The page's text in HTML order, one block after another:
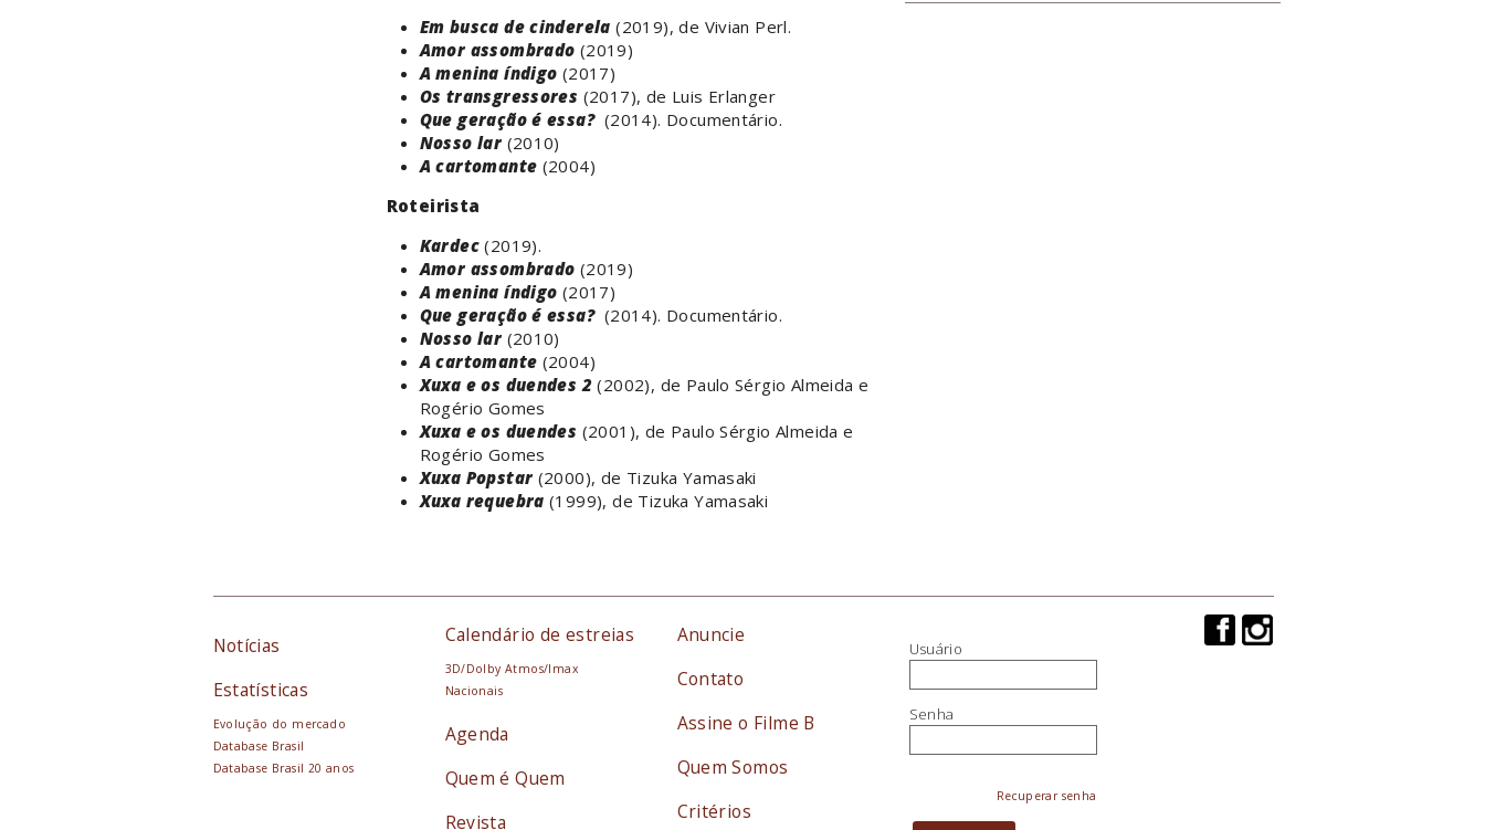
Em busca de cinderela (2019), de Vivian Perl.
Amor assombrado (2019)
A menina índigo (2017)
Os transgressores (2017), de Luis Erlanger
Que geração é essa?(2014). Documentário.
Nosso lar (2010)
A cartomante (2004)
Roteirista
Kardec(2019).
Amor assombrado (2019)
A menina índigo (2017)
Que geração é essa?(2014). Documentário.
Nosso lar (2010)
A cartomante (2004)
Xuxa e os duendes 2 (2002), de Paulo Sérgio Almeida e
Rogério Gomes
Xuxa e os duendes (2001), de Paulo Sérgio Almeida e
Rogério Gomes
Xuxa Popstar (2000), de Tizuka Yamasaki
Xuxa requebra (1999), de Tizuka Yamasaki
Notícias
Estatísticas
Evolução do mercado
Database Brasil
Database Brasil 20 anos
Calendário de estreias
3D/Dolby Atmos/Imax
Nacionais
Agenda
Quem é Quem
Revista
Anuncie
Contato
Assine o Filme B
Quem Somos
Critérios
Usuário
Senha
Recuperar senha